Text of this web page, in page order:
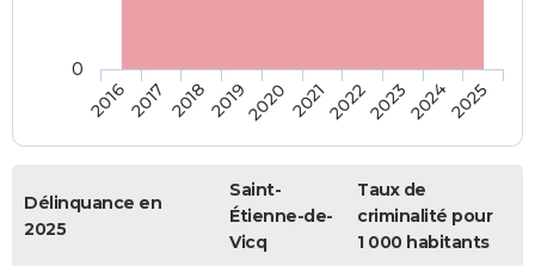
20162017 20182019202020212022202320242025
0
Délinquance en
2025
Saint-
Étienne-de-
Vicq
Taux de
criminalité pour
1 000 habitants